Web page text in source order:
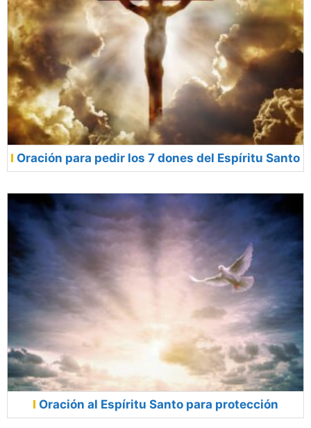
Oración para pedir los 7 dones del Espíritu Santo
Oración al Espíritu Santo para protección